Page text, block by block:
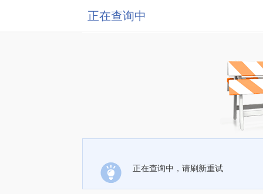
正在查询中
正在查询中，请刷新重试